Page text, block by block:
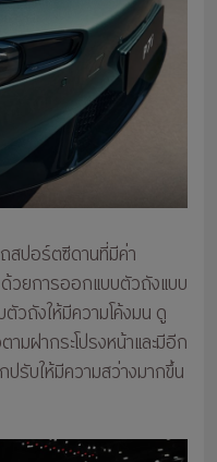
ถสปอร์ตซีดานที่มีค่า
วยการออกแบบตัวถังแบบ
วถังให้มีความโค้งมน ดู
ามฝากระโปรงหน้าและมีอีก
รับให้มีความสว่างมากขึ้น